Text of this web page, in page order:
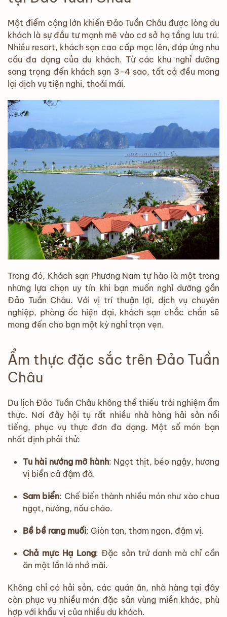
Một điểm cộng lớn khiến Đảo Tuần Châu được lòng du
khách là sự đầu tư mạnh mẽ vào cơ sở hạ tầng lưu trú.
Nhiều resort, khách sạn cao cấp mọc lên, đáp ứng nhu
cầu đa dạng của du khách. Từ các khu nghỉ dưỡng
sang trọng đến khách sạn 3-4 sao, tất cả đều mang
lại dịch vụ tiện nghi, thoải mái.
Trong đó, Khách sạn Phương Nam tự hào là một trong
những lựa chọn uy tín khi bạn muốn nghỉ dưỡng gần
Đảo Tuần Châu. Với vị trí thuận lợi, dịch vụ chuyên
nghiệp, phòng ốc hiện đại, khách sạn chắc chắn sẽ
mang đến cho bạn một kỳ nghỉ trọn vẹn.
Ẩm thực đặc sắc trên Đảo Tuần
Châu
Du lịch Đảo Tuần Châu không thể thiếu trải nghiệm ẩm
thực. Nơi đây hội tụ rất nhiều nhà hàng hải sản nổi
tiếng, phục vụ thực đơn đa dạng. Một số món bạn
nhất định phải thử:
Tu hài nướng mỡ hành: Ngọt thịt, béo ngậy, hương
vị biển cả đậm đà.
Sam biển: Chế biến thành nhiều món như xào chua
ngọt, nướng, nấu cháo.
Bề bề rang muối: Giòn tan, thơm ngon, đậm vị.
Chả mực Hạ Long: Đặc sản trứ danh mà chỉ cần
ăn một lần là nhớ mãi.
Không chỉ có hải sản, các quán ăn, nhà hàng tại đây
còn phục vụ nhiều món đặc sản vùng miền khác, phù
hợp với khẩu vị của nhiều du khách.